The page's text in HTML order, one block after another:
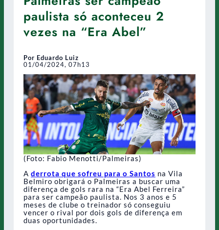
paulista só aconteceu 2
vezes na “Era Abel”
Por Eduardo Luiz
01/04/2024, 07h13
(Foto: Fabio Menotti/Palmeiras)
A derrota que sofreu para o Santos na Vila
Belmiro obrigará o Palmeiras a buscar uma
diferença de gols rara na “Era Abel Ferreira”
para ser campeão paulista. Nos 3 anos e 5
meses de clube o treinador só conseguiu
vencer o rival por dois gols de diferença em
duas oportunidades.